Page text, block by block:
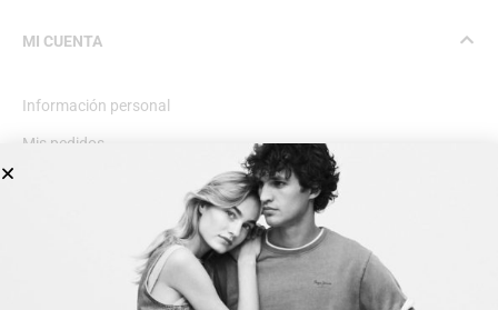
MI CUENTA
Información personal
Mis pedidos
INFORMACIÓN GENERAL